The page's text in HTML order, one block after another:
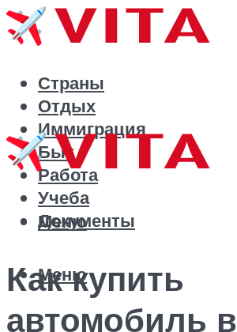
Страны
Отдых
Иммиграция
Быт
Работа
Учеба
Документы
Меню
Меню
Как купить
автомобиль в